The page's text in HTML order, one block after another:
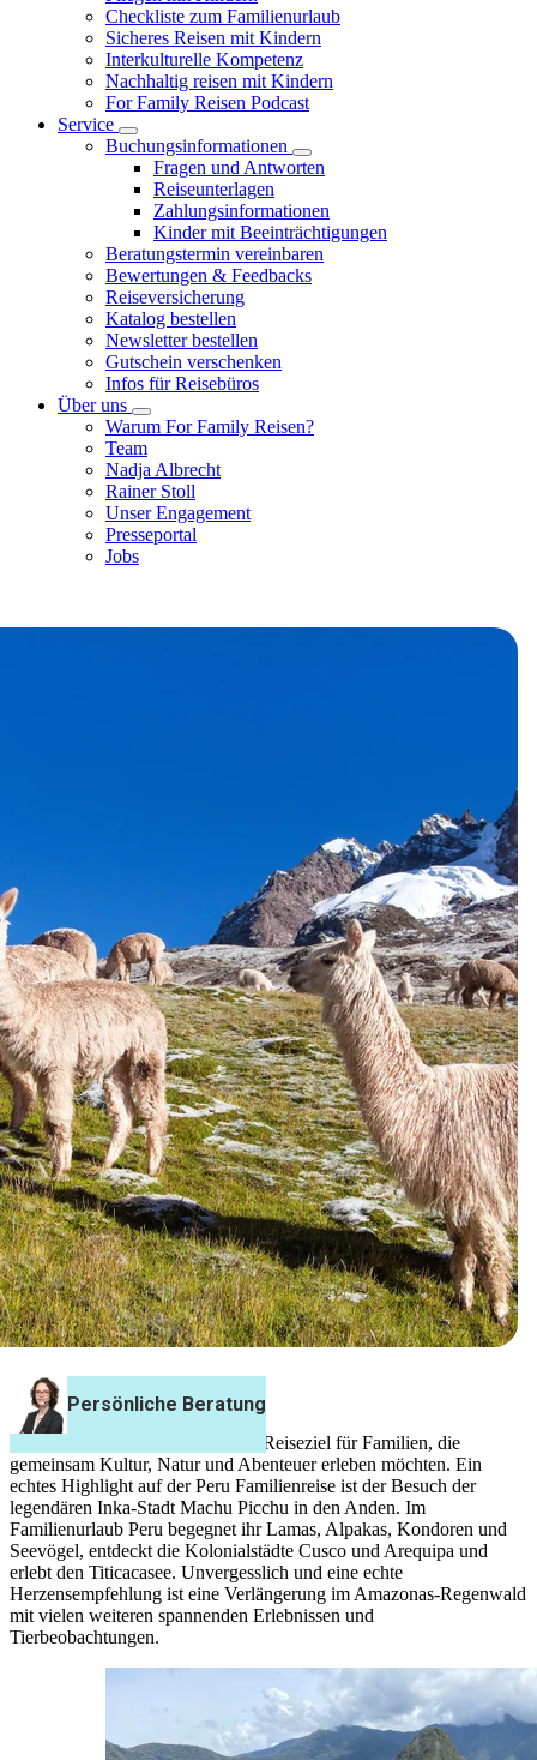
Checkliste zum Familienurlaub
Sicheres Reisen mit Kindern
Interkulturelle Kompetenz
Nachhaltig reisen mit Kindern
For Family Reisen Podcast
Service
Buchungsinformationen
Fragen und Antworten
Reiseunterlagen
Zahlungsinformationen
Kinder mit Beeinträchtigungen
Beratungstermin vereinbaren
Bewertungen & Feedbacks
Reiseversicherung
Katalog bestellen
Newsletter bestellen
Gutschein verschenken
Infos für Reisebüros
Über uns
Warum For Family Reisen?
Team
Nadja Albrecht
Rainer Stoll
Unser Engagement
Presseportal
Jobs
Peru Familienreisen
Peru ist ein abwechslungsreiches Reiseziel für Familien, die
gemeinsam Kultur, Natur und Abenteuer erleben möchten. Ein
echtes Highlight auf der Peru Familienreise ist der Besuch der
legendären Inka-Stadt Machu Picchu in den Anden. Im
Familienurlaub Peru begegnet ihr Lamas, Alpakas, Kondoren und
Seevögel, entdeckt die Kolonialstädte Cusco und Arequipa und
erlebt den Titicacasee. Unvergesslich und eine echte
Herzensempfehlung ist eine Verlängerung im Amazonas-Regenwald
mit vielen weiteren spannenden Erlebnissen und
Tierbeobachtungen.